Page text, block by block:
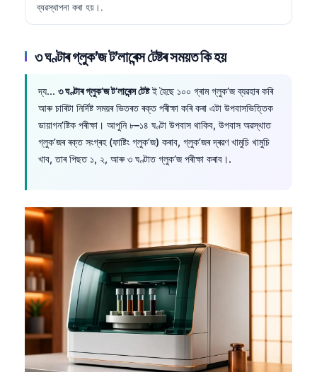
ব্যৱস্থাপনা কৰা হয়।.
৩ ঘণ্টাৰ গ্লুক’জ ট’লাৰেন্স টেষ্টৰ সময়ত কি হয়
দ্য... ৩ ঘণ্টাৰ গ্লুক’জ ট’লাৰেন্স টেষ্টই হৈছে ১০০ গ্ৰাম গ্লুক’জ ব্যৱহাৰ কৰি
আৰু চাৰিটা নিৰ্দিষ্ট সময়ৰ ভিতৰত ৰক্ত পৰীক্ষা কৰি কৰা এটা উপবাসভিত্তিক
ডায়াগন’ষ্টিক পৰীক্ষা। আপুনি ৮–১৪ ঘণ্টা উপবাস থাকিব, উপবাস অৱস্থাত
গ্লুক’জৰ ৰক্ত সংগ্ৰহ (ফাষ্টিং গ্লুক’জ) কৰাব, গ্লুক’জৰ দ্ৰৱণ খামুচি খামুচি
খাব, তাৰ পিছত ১, ২, আৰু ৩ ঘণ্টাত গ্লুক’জ পৰীক্ষা কৰাব।.